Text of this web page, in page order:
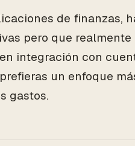
de finanzas,
pero que realmente
integración con
un enfoque
gastos.